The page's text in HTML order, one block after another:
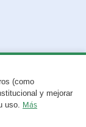
(como
y mejorar
uso. Más
aquí.